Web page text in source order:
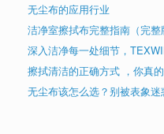
无尘布的应用行业
洁净室擦拭布完整指南（完整
深入洁净每一处细节，
擦拭清洁的正确方式 ，你真
无尘布该怎么选？别被表象迷